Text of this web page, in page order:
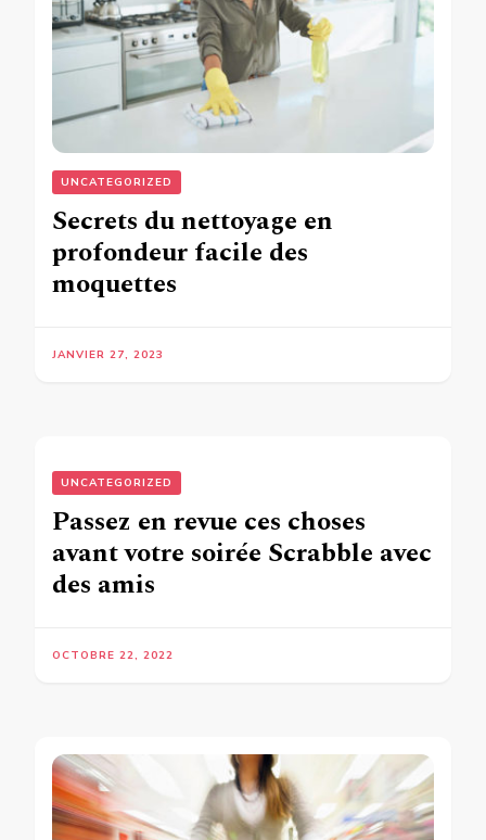
UNCATEGORIZED
Secrets du nettoyage en
profondeur facile des
moquettes
JANVIER 27, 2023
UNCATEGORIZED
Passez en revue ces choses
avant votre soirée Scrabble avec
des amis
OCTOBRE 22, 2022